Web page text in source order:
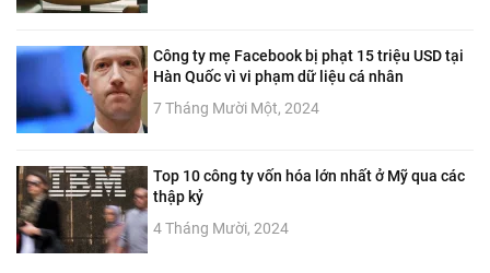
Công ty mẹ Facebook bị phạt 15 triệu USD tại
Hàn Quốc vì vi phạm dữ liệu cá nhân
7 Tháng Mười Một, 2024
Top 10 công ty vốn hóa lớn nhất ở Mỹ qua các
thập kỷ
4 Tháng Mười, 2024